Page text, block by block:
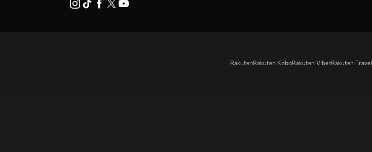
RakutenRakuten KoboRakuten ViberRakuten Travel